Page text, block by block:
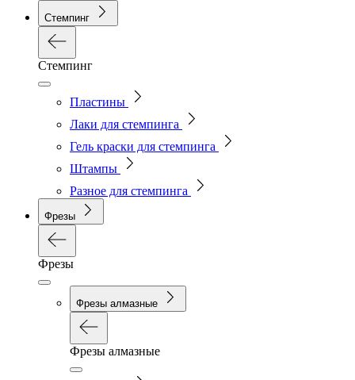
Стемпинг
Стемпинг
Пластины
Лаки для стемпинга
Гель краски для стемпинга
Штампы
Разное для стемпинга
Фрезы
Фрезы
Фрезы алмазные
Фрезы алмазные